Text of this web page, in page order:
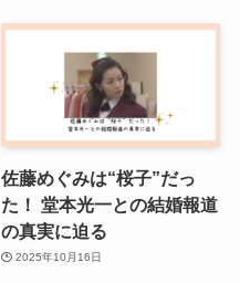
佐藤めぐみは“桜子”だっ
た！ 堂本光一との結婚報道
の真実に迫る
2025年10月16日